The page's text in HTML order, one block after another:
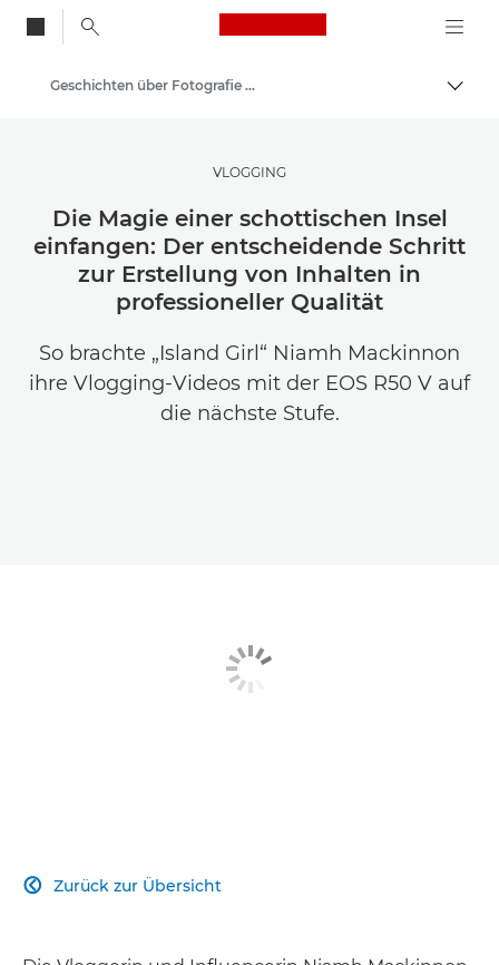
Canon Logo, back
Auf
Lasse dich inspirieren | Tipps zur Fotografie und zum Drucken sowie Kaufratgeber
Geschichten über Fotografie und Kreativität
VLOGGING
Die Magie einer schottischen Insel
einfangen: Der entscheidende Schritt
zur Erstellung von Inhalten in
professioneller Qualität
So brachte „Island Girl“ Niamh Mackinnon
ihre Vlogging-Videos mit der EOS R50 V auf
die nächste Stufe.
Zurück zur Übersicht
